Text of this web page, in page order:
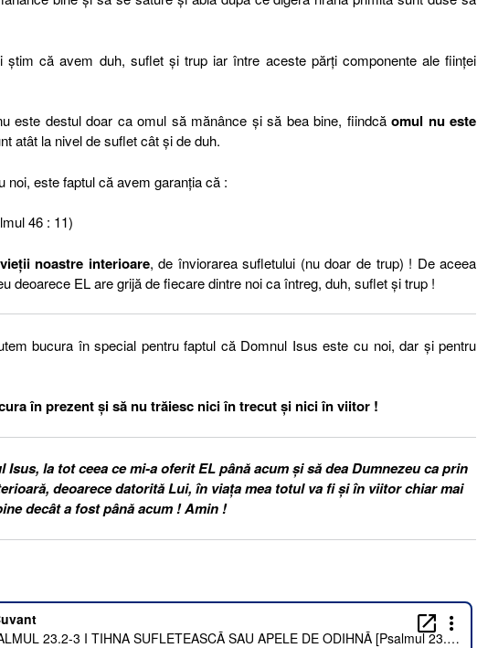
știm că avem duh, suflet și trup iar între aceste părți componente ale ființei
este destul doar ca omul să mănânce și să bea bine, fiindcăomul nu este
atât la nivel de suflet cât și de duh.
noi, este faptul că avem garanția că :
46 : 11)
noastre interioare, de înviorarea sufletului (nu doar de trup) ! De aceea
deoarece EL are grijă de fiecare dintre noi ca întreg, duh, suflet și trup !
bucura în special pentru faptul că Domnul Isus este cu noi, dar și pentru
în prezent și să nu trăiesc nici în trecut și nici în viitor !
la tot ceea ce mi-a oferit EL până acum și să dea Dumnezeu ca prin
deoarece datorită Lui, în viața mea totul va fi și în viitor chiar mai
decât a fost până acum ! Amin !